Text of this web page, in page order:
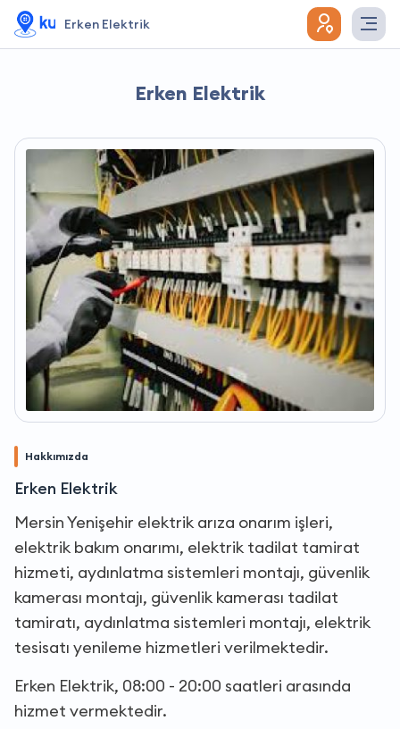
Erken Elektrik
Erken Elektrik
Hakkımızda
Erken Elektrik
Mersin Yenişehir elektrik arıza onarım işleri,
elektrik bakım onarımı, elektrik tadilat tamirat
hizmeti, aydınlatma sistemleri montajı, güvenlik
kamerası montajı, güvenlik kamerası tadilat
tamiratı, aydınlatma sistemleri montajı, elektrik
tesisatı yenileme hizmetleri verilmektedir.
Erken Elektrik, 08:00 - 20:00 saatleri arasında
hizmet vermektedir.